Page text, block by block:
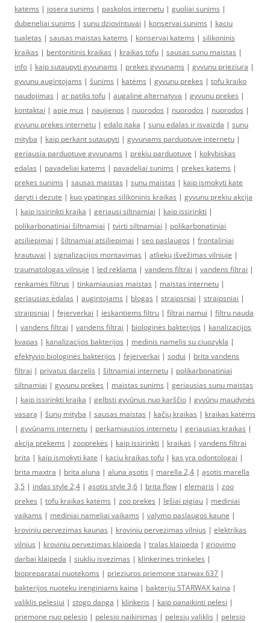
katems | josera sunims | paskolos internetu | guoliai sunims |
dubeneliai sunims | sunu dziovintuvai | konservai sunims | kaciu
tualetas | sausas maistas katems | konservai katems | silikoninis
kraikas | bentonitinis kraikas | kraikas tofu | sausas sunu maistas |
info | kaip sutaupyti gyvunams | prekes gyvunams | gyvunu prieziura |
gyvunu augintojams | šunims | katėms | gyvunu prekes | tofu kraiko
naudojimas | ar patiks tofu | augalinė alternatyva | gyvunu prekes |
kontaktai | apie mus | naujienos | nuorodos | nuorodos | nuorodos |
gyvunu prekes internetu | edalo itaka | sunu edalas ir isvaizda | sunu
mityba | kaip perkant sutaupyti | gyvunams parduotuve internetu |
geriausia parduotuve gyvunams | prekiu parduotuve | kokybiskas
edalas | pavadeliai katems | pavadeliai sunims | prekes katems |
prekes sunims | sausas maistas | sunu maistas | kaip ismokyti kate
daryti i dezute | kuo ypatingas silikoninis kraikas | gyvunu prekiu akcija
| kaip issirinkti kraika | geriausi siltnamiai | kaip issirinkti |
polikarbonatiniai šiltnamiai | tvirti siltnamiai | polikarbonatiniai
atsiliepimai | šiltnamiai atsiliepimai | seo paslaugos | frontaliniai
krautuvai | signalizacijos montavimas | atliekų išvežimas vilniuje |
traumatologas vilniuje | led reklama | vandens filtrai | vandens filtrai |
renkamės filtrus | tinkamiausias maistas | maistas internetu |
geriausias ėdalas | augintojams | blogas | straipsniai | straipsniai |
straipsniai | fejerverkai | ieskantiems filtru | filtrai namui | filtru nauda
| vandens filtrai | vandens filtrai | biologinės bakterijos | kanalizacijos
kvapas | kanalizacijos bakterijos | medinis namelis su ciuozykla |
efektyvio biologinės bakterijos | fejerverkai | sodui | brita vandens
filtrai | privatus darzelis | šiltnamiai internetu | polikarbonatiniai
siltnamiai | gyvunu prekes | maistas sunims | geriausias sunu maistas
| kaip issirinkti kraika | gelbsti gyvūnus nuo karščio | gyvūnų maudynės
vasarą | šunų mityba | sausas maistas | kačių kraikas | kraikas katėms
| gyvūnams internetu | perkamiausios internetu | geriausias kraikas |
akcija prekems | zooprekės | kaip issirinkti | kraikas | vandens filtrai
brita | kaip ismokyti kate | kaciu kraikas tofu | kas yra odontologai |
brita maxtra | brita aluna | aluna ąsotis | marella 2,4 | ąsotis marella
3,5 | indas style 2,4 | ąsotis style 3,6 | brita flow | elemaris | zoo
prekes | tofu kraikas katėms | zoo prekes | lęšiai pigiau | mediniai
vaikams | mediniai nameliai vaikams | valymo paslaugos kaune |
kroviniu pervezimas kaunas | kroviniu pervezimas vilnius | elektrikas
vilnius | kroviniu pervezimas klaipeda | tralas klaipeda | griovimo
darbai klaipeda | siukliu isvezimas | klinkerines trinkeles |
biopreparatai nuotekoms | prieziuros priemone starwax 637 |
bakterijos nuoteku irenginiams kaina | bakteriju STARWAX kaina |
valiklis pelesiui | stogo danga | klinkeris | kaip panaikinti pelesi |
priemone nuo pelesio | pelesio naikinimas | pelesių valiklis | pelesio